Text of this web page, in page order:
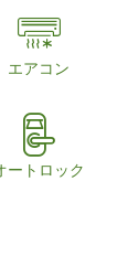
エアコン
ートロック